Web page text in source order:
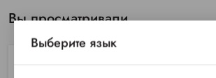
Вы просматривали
Выберите язык